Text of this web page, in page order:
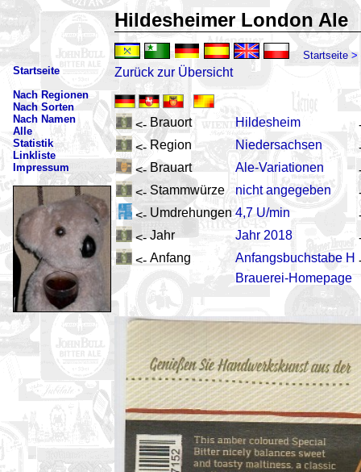
Hildesheimer London Ale
Startseite >
Startseite
Nach Regionen
Nach Sorten
Nach Namen
Alle
Statistik
Linkliste
Impressum
Zurück zur Übersicht
<- Brauort Hildesheim
<- Region Niedersachsen
<- Brauart Ale-Variationen
<- Stammwürze nicht angegeben
<- Umdrehungen 4,7 U/min
<- Jahr Jahr 2018
<- Anfang Anfangsbuchstabe H
Brauerei-Homepage